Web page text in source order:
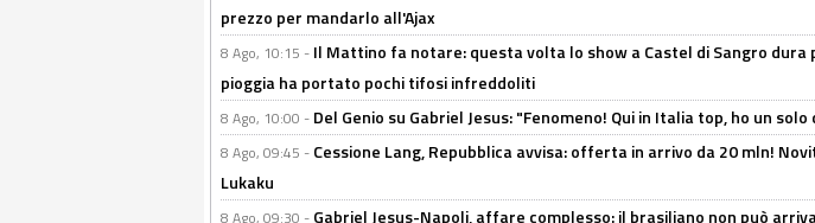
prezzo per mandarlo all'Ajax
8 Ago, 10:15 - Il Mattino fa notare: questa volta lo show a Castel di Sangro dura
pioggia ha portato pochi tifosi infreddoliti
8 Ago, 10:00 - Del Genio su Gabriel Jesus: "Fenomeno! Qui in Italia top, ho un solo
8 Ago, 09:45 - Cessione Lang, Repubblica avvisa: offerta in arrivo da 20 mln!
Lukaku
8 Ago, 09:30 - Gabriel Jesus-Napoli, affare complesso: il brasiliano non può